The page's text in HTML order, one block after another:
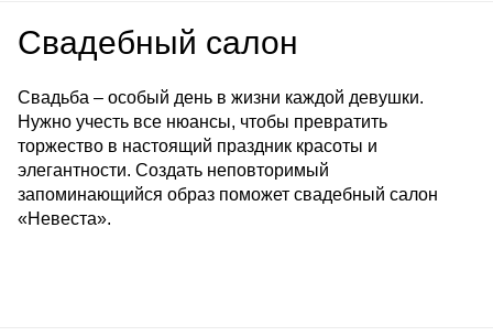
Свадебный салон
Свадьба – особый день в жизни каждой девушки.
Нужно учесть все нюансы, чтобы превратить
торжество в настоящий праздник красоты и
элегантности. Создать неповторимый
запоминающийся образ поможет свадебный салон
«Невеста».